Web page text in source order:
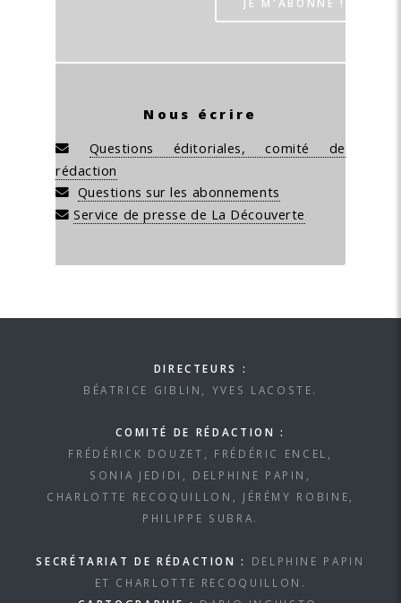
Nous écrire
Questions éditoriales, comité de
rédaction
Questions sur les abonnements
Service de presse de La Découverte
DIRECTEURS :
BÉATRICE GIBLIN, YVES LACOSTE.
COMITÉ DE RÉDACTION :
FRÉDÉRICK DOUZET, FRÉDÉRIC ENCEL,
SONIA JEDIDI, DELPHINE PAPIN,
CHARLOTTE RECOQUILLON, JÉRÉMY ROBINE,
PHILIPPE SUBRA.
SECRÉTARIAT DE RÉDACTION :
DELPHINE PAPIN
ET CHARLOTTE RECOQUILLON.